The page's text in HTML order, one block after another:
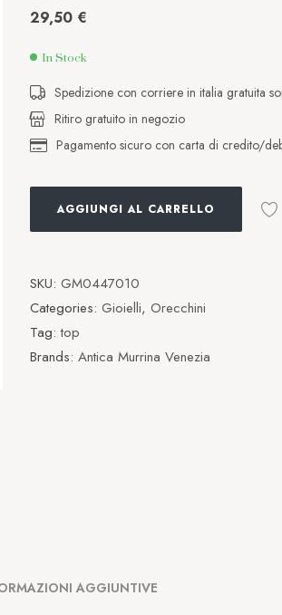
29,50 €
In Stock
Spedizione con corriere in italia gratuita
Ritiro gratuito in negozio
Pagamento sicuro con carta di credito/
AGGIUNGI AL CARRELLO
SKU: GM0447010
Categories: Gioielli, Orecchini
Tag:top
Brands: Antica Murrina Venezia
AGGIUNTIVE